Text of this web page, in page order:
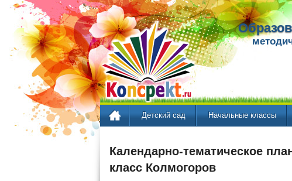
Детский сад Начальные классы
Календарно-тематическое
класс Колмогоров